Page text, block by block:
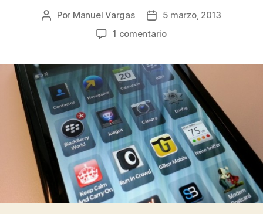
Autor
Por Manuel Vargas
Fecha
de
5 marzo, 2013
1 comentarioen
Unboxing